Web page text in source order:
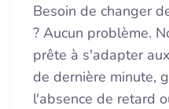
Besoin de changer
? Aucun problème.
prête à s'adapter
de dernière minute,
l'absence de retard